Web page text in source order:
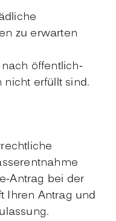
zu erwarten
öffentlich-
erfüllt sind.
Antrag bei der
Ihren Antrag und